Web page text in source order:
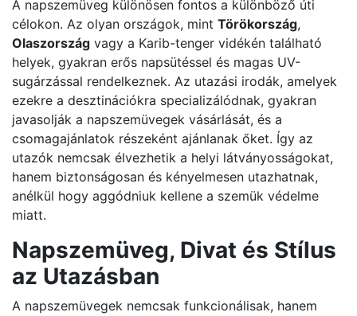
A napszemüveg különösen fontos a különböző úti
célokon. Az olyan országok, mint Törökország,
Olaszország vagy a Karib-tenger vidékén található
helyek, gyakran erős napsütéssel és magas UV-
sugárzással rendelkeznek. Az utazási irodák, amelyek
ezekre a desztinációkra specializálódnak, gyakran
javasolják a napszemüvegek vásárlását, és a
csomagajánlatok részeként ajánlanak őket. Így az
utazók nemcsak élvezhetik a helyi látványosságokat,
hanem biztonságosan és kényelmesen utazhatnak,
anélkül hogy aggódniuk kellene a szemük védelme
miatt.
Napszemüveg, Divat és Stílus
az Utazásban
A napszemüvegek nemcsak funkcionálisak, hanem